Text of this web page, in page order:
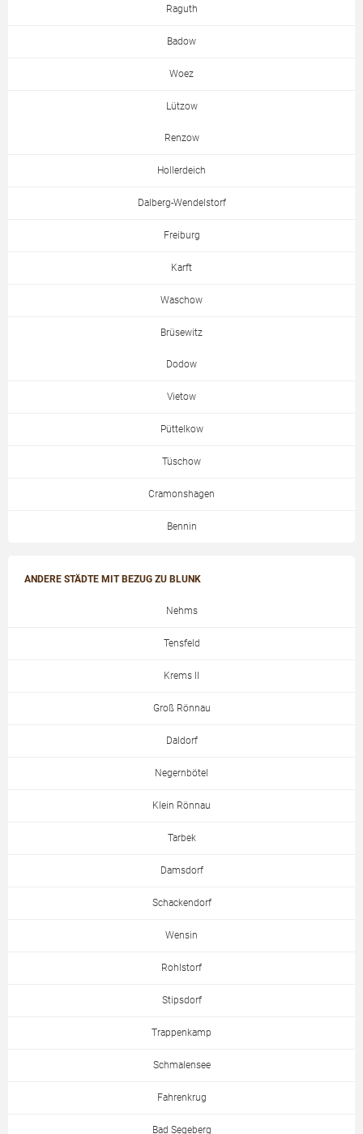
Raguth
Badow
Woez
Lützow
Renzow
Hollerdeich
Dalberg-Wendelstorf
Freiburg
Karft
Waschow
Brüsewitz
Dodow
Vietow
Püttelkow
Tüschow
Cramonshagen
Bennin
ANDERE STÄDTE MIT BEZUG ZU BLUNK
Nehms
Tensfeld
Krems II
Groß Rönnau
Daldorf
Negernbötel
Klein Rönnau
Tarbek
Damsdorf
Schackendorf
Wensin
Rohlstorf
Stipsdorf
Trappenkamp
Schmalensee
Fahrenkrug
Bad Segeberg